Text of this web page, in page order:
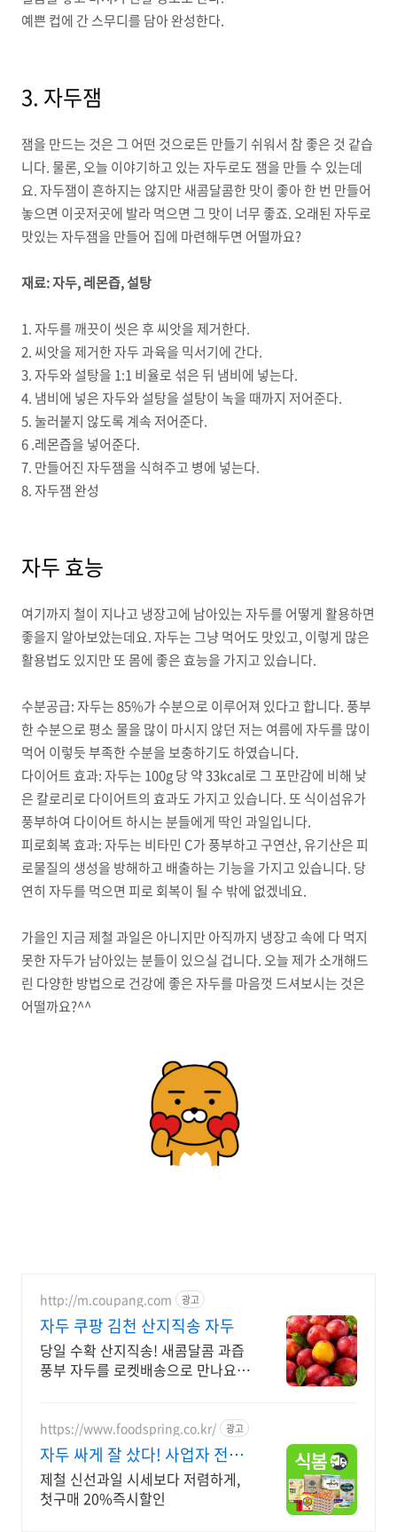
예쁜 컵에 간 스무디를 담아 완성한다.
3. 자두잼
잼을 만드는 것은 그 어떤 것으로든 만들기 쉬워서 참 좋은 것 같습
니다. 물론,오늘 이야기하고 있는 자두로도 잼을 만들 수 있는데
요. 자두잼이 흔하지는 않지만 새콤달콤한 맛이 좋아 한 번 만들어
놓으면 이곳저곳에 발라 먹으면 그 맛이 너무 좋죠.오래된 자두로
맛있는 자두잼을 만들어 집에 마련해두면 어떨까요?
재료:자두,레몬즙,설탕
1. 자두를 깨끗이 씻은 후 씨앗을 제거한다.
2. 씨앗을 제거한 자두 과육을 믹서기에 간다.
3. 자두와 설탕을 1:1비율로 섞은 뒤 냄비에 넣는다.
4. 냄비에 넣은 자두와 설탕을 설탕이 녹을 때까지 저어준다.
5. 눌러붙지 않도록 계속 저어준다.
6 .레몬즙을 넣어준다.
7. 만들어진 자두잼을 식혀주고 병에 넣는다.
8. 자두잼 완성
자두 효능
여기까지 철이 지나고 냉장고에 남아있는 자두를 어떻게 활용하면
좋을지 알아보았는데요. 자두는 그냥 먹어도 맛있고, 이렇게 많은
활용법도 있지만 또 몸에 좋은 효능을 가지고 있습니다.
수분공급: 자두는85%가 수분으로 이루어져 있다고 합니다. 풍부
한 수분으로 평소 물을 많이 마시지 않던 저는 여름에 자두를 많이
먹어 이렇듯 부족한 수분을 보충하기도 하였습니다.
다이어트 효과: 자두는 100g당 약33kcal로 그 포만감에 비해 낮
은 칼로리로 다이어트의 효과도 가지고 있습니다.또 식이섬유가
풍부하여 다이어트 하시는 분들에게 딱인 과일입니다.
피로회복 효과: 자두는 비타민 C가 풍부하고 구연산,유기산은 피
로물질의 생성을 방해하고 배출하는 기능을 가지고 있습니다. 당
연히 자두를 먹으면 피로 회복이 될 수 밖에 없겠네요.
가을인 지금 제철 과일은 아니지만 아직까지 냉장고 속에 다 먹지
못한 자두가 남아있는 분들이 있으실 겁니다.오늘 제가 소개해드
린 다양한 방법으로 건강에 좋은 자두를 마음껏 드셔보시는 것은
어떨까요?^^
http://m.coupang.com 광고
자두 쿠팡 김천 산지직송 자두
당일 수확 산지직송! 새콤달콤 과즙
풍부 자두를 로켓배송으로 만나요.
https://www.foodspring.co.kr/ 광고
자두 싸게 잘 샀다! 사업자 전용
특가
제철 신선과일 시세보다 저렴하게,
첫구매 20%즉시할인